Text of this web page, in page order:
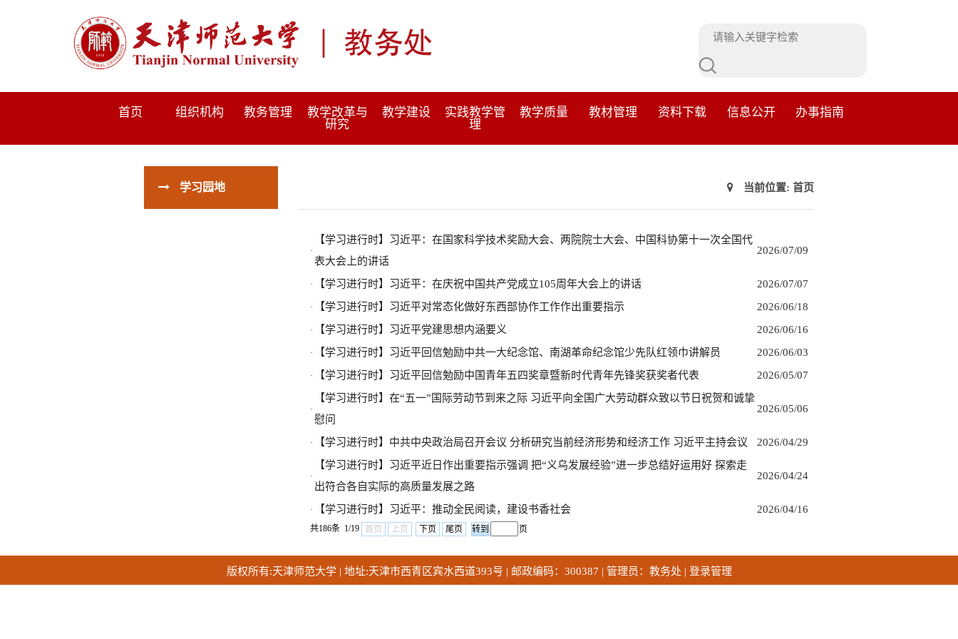
首页 组织机构 教务管理
教学改革与
研究
教学建设
实践教学管
理
教学质量 教材管理 资料下载 信息公开 办事指南
学习园地 当前位置:首页
·
【学习进行时】习近平：在国家科学技术奖励大会、两院院士大会、中国科协第十一次全国代
表大会上的讲话
2026/07/09
· 【学习进行时】习近平：在庆祝中国共产党成立105周年大会上的讲话 2026/07/07
· 【学习进行时】习近平对常态化做好东西部协作工作作出重要指示 2026/06/18
· 【学习进行时】习近平党建思想内涵要义 2026/06/16
· 【学习进行时】习近平回信勉励中共一大纪念馆、南湖革命纪念馆少先队红领巾讲解员 2026/06/03
· 【学习进行时】习近平回信勉励中国青年五四奖章暨新时代青年先锋奖获奖者代表 2026/05/07
·
【学习进行时】在“五一”国际劳动节到来之际 习近平向全国广大劳动群众致以节日祝贺和诚挚
慰问
2026/05/06
· 【学习进行时】中共中央政治局召开会议 分析研究当前经济形势和经济工作 习近平主持会议 2026/04/29
·
【学习进行时】习近平近日作出重要指示强调 把“义乌发展经验”进一步总结好运用好 探索走
出符合各自实际的高质量发展之路
2026/04/24
· 【学习进行时】习近平：推动全民阅读，建设书香社会 2026/04/16
共186条 1/19 首页 上页 下页 尾页 页
版权所有:天津师范大学 | 地址:天津市西青区宾水西道393号 | 邮政编码：300387 | 管理员：教务处 | 登录管理